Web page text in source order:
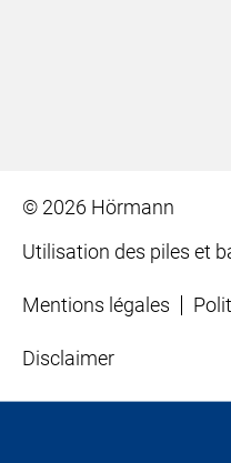
© 2026 Hörmann
Utilisation des piles et
Mentions légales
Disclaimer